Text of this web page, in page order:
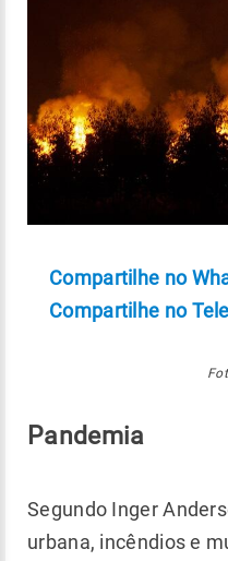
Compartilhe no
Compartilhe no
Pandemia
Segundo Inger
urbana, incêndios e